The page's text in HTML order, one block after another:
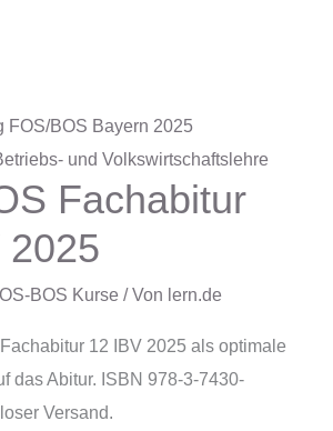
Fachabitur
2025
BOS Kurse / Von lern.de
12 IBV 2025 als optimale
das Abitur. ISBN 978-3-7430-
Versand.